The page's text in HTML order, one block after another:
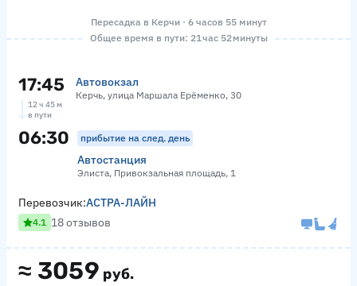
Пересадка в Керчи · 6 часов 55 минут
Общее время в пути: 21 час 52 минуты
17:45 Автовокзал
Керчь, улица Маршала Ерёменко, 30
12 ч 45 м
в пути
06:30 прибытие на след. день
Автостанция
Элиста, Привокзальная площадь, 1
≈ 3059 руб.
Перевозчик:АСТРА-ЛАЙН
4.1 18 отзывов